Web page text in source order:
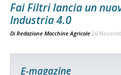
Fai Filtri lancia un
Industria 4.0
Di Redazione Macchine Agricole 26
E-magazine